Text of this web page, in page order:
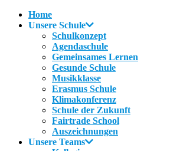
Home
Unsere Schule
Schulkonzept
Agendaschule
Gemeinsames Lernen
Gesunde Schule
Musikklasse
Erasmus Schule
Klimakonferenz
Schule der Zukunft
Fairtrade School
Auszeichnungen
Unsere Teams